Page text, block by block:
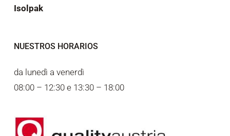
Isolpak
NUESTROS HORARIOS
da lunedì a venerdì
08:00 – 12:30 e 13:30 – 18:00